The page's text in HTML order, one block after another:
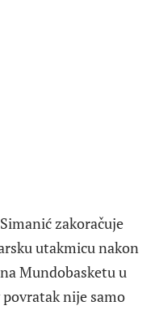
zakoračuje
utakmicu nakon
Mundobasketu u
nije samo